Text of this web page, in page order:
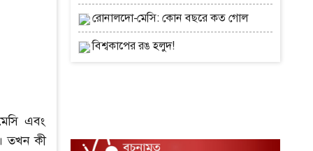
এবং
তখন কী
রোনালদো-মেসি: কোন বছরে কত গোল
বিশ্বকাপের রঙ হলুদ!